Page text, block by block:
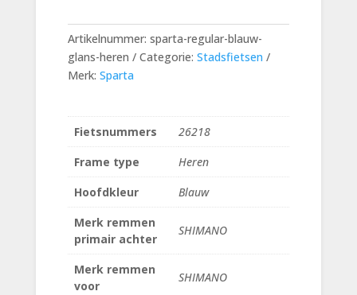
Artikelnummer: sparta-regular-blauw-
glans-heren
Categorie: Stadsfietsen
Merk: Sparta
Fietsnummers
26218
Frame type
Heren
Hoofdkleur
Blauw
Merk remmen
primair achter
SHIMANO
Merk remmen
voor
SHIMANO